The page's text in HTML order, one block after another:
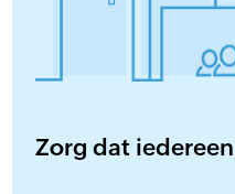
Zorg dat